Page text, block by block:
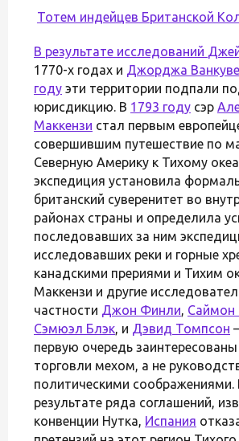
Тотем индейцев Британской
В результате исследований
1770-х годах и Джорджа
году эти территории подпали
юрисдикцию. В 1793 году сэр
Маккензи стал первым
совершившим путешествие по
Северную Америку к Тихому
экспедиция установила
британский суверенитет во
районах страны и определила
последовавших за ним
исследовавших реки и горные
канадскими прериями и Тихим
Маккензи и другие
частности Джон Финли, Саймон
Сэмюэл Блэк, и Дэвид Томпсон
первую очередь
торговли мехом, а не
политическими соображениями.
результате ряда соглашений,
конвенции Нутка, Испания